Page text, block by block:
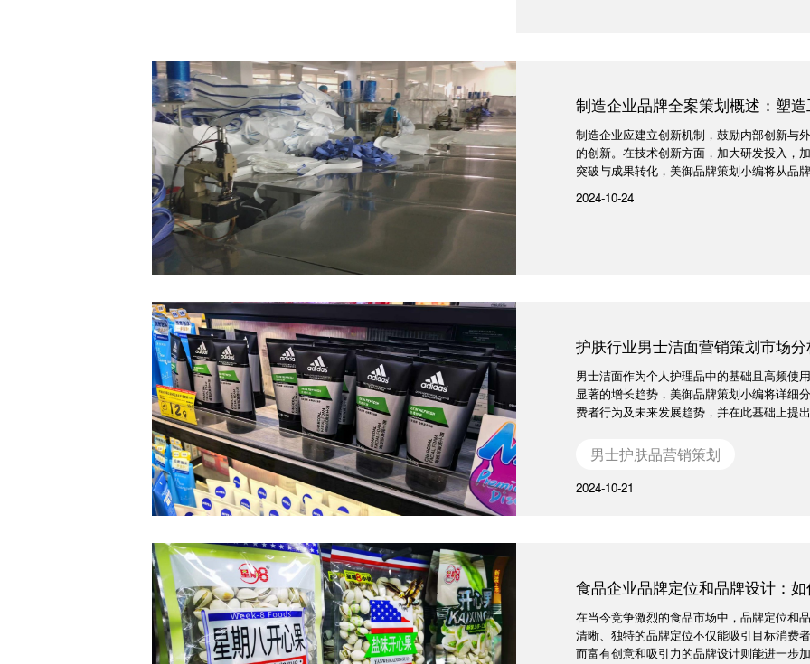
制造企业品牌全案策划概述：塑
制造企业应建立创新机制，鼓励内部创新与
的创新。在技术创新方面，加大研发投入，
突破与成果转化，美御品牌策划小编将从品
2024-10-24
护肤行业男士洁面营销策划市场
男士洁面作为个人护理品中的基础且高频使
显著的增长趋势，美御品牌策划小编将详细
费者行为及未来发展趋势，并在此基础上提
男士护肤品营销策划
2024-10-21
食品企业品牌定位和品牌设计：
在当今竞争激烈的食品市场中，品牌定位和
清晰、独特的品牌定位不仅能吸引目标消费
而富有创意和吸引力的品牌设计则能进一步